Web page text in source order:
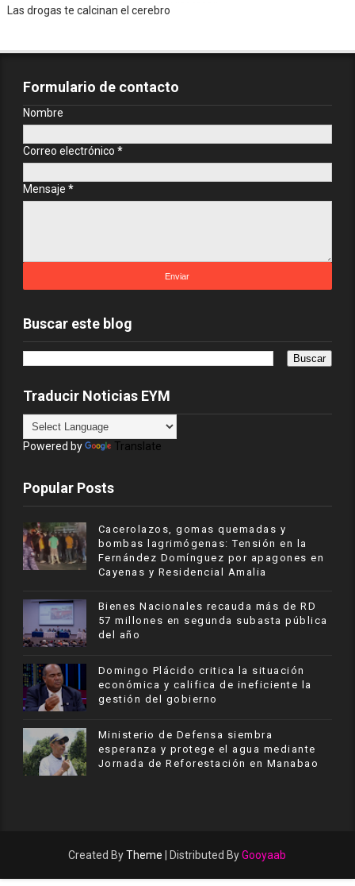
Las drogas te calcinan el cerebro
Formulario de contacto
Nombre
Correo electrónico *
Mensaje *
Buscar este blog
Traducir Noticias EYM
Powered by Translate
Popular Posts
Cacerolazos, gomas quemadas y
bombas lagrimógenas: Tensión en la
Fernández Domínguez por apagones en
Cayenas y Residencial Amalia
Bienes Nacionales recauda más de RD
57 millones en segunda subasta pública
del año
​Domingo Plácido critica la situación
económica y califica de ineficiente la
gestión del gobierno
Ministerio de Defensa siembra
esperanza y protege el agua mediante
Jornada de Reforestación en Manabao
Created ByTheme | Distributed ByGooyaab